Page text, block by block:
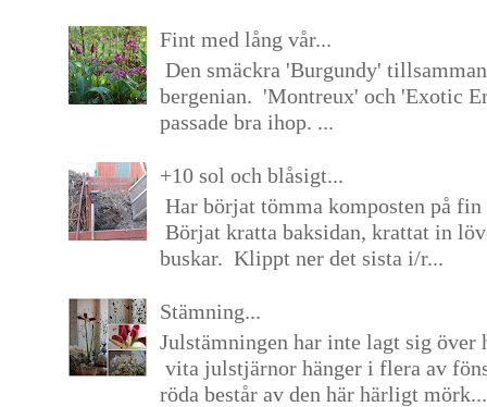
Fint med lång vår...
Den smäckra 'Burgundy'
bergenian. 'Montreux' och 'Exotic
passade bra ihop. ...
+10 sol och blåsigt...
Har börjat tömma komposten på
Börjat kratta baksidan, krattat in
buskar. Klippt ner det sista i/r...
Stämning...
Julstämningen har inte lagt sig över
vita julstjärnor hänger i flera av
röda består av den här härligt mörk...